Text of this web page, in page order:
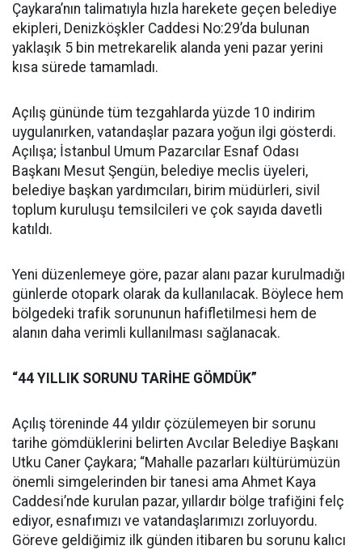
Çaykara’nın talimatıyla hızla harekete geçen belediye
ekipleri, Denizköşkler Caddesi No:29’da bulunan
yaklaşık 5 bin metrekarelik alanda yeni pazar yerini
kısa sürede tamamladı.
Açılış gününde tüm tezgahlarda yüzde 10 indirim
uygulanırken, vatandaşlar pazara yoğun ilgi gösterdi.
Açılışa; İstanbul Umum Pazarcılar Esnaf Odası
Başkanı Mesut Şengün, belediye meclis üyeleri,
belediye başkan yardımcıları, birim müdürleri, sivil
toplum kuruluşu temsilcileri ve çok sayıda davetli
katıldı.
Yeni düzenlemeye göre, pazar alanı pazar kurulmadığı
günlerde otopark olarak da kullanılacak. Böylece hem
bölgedeki trafik sorununun hafifletilmesi hem de
alanın daha verimli kullanılması sağlanacak.
“44 YILLIK SORUNU TARİHE GÖMDÜK”
Açılış töreninde 44 yıldır çözülemeyen bir sorunu
tarihe gömdüklerini belirten Avcılar Belediye Başkanı
Utku Caner Çaykara; “Mahalle pazarları kültürümüzün
önemli simgelerinden bir tanesi ama Ahmet Kaya
Caddesi’nde kurulan pazar, yıllardır bölge trafiğini felç
ediyor, esnafımızı ve vatandaşlarımızı zorluyordu.
Göreve geldiğimiz ilk günden itibaren bu sorunu kalıcı